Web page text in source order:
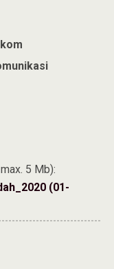
5 Mb):
(01-